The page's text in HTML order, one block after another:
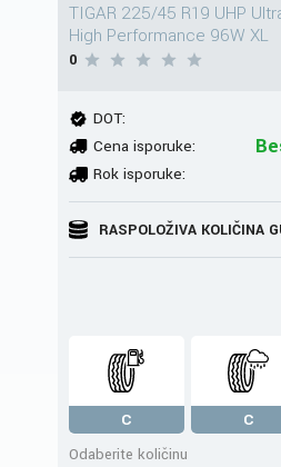
TIGAR 225/45 R19 UHP
High Performance 96W XL
0
DOT:
Cena isporuke:
Rok isporuke:
RASPOLOŽIVA KOLIČINA
C C
Odaberite količinu